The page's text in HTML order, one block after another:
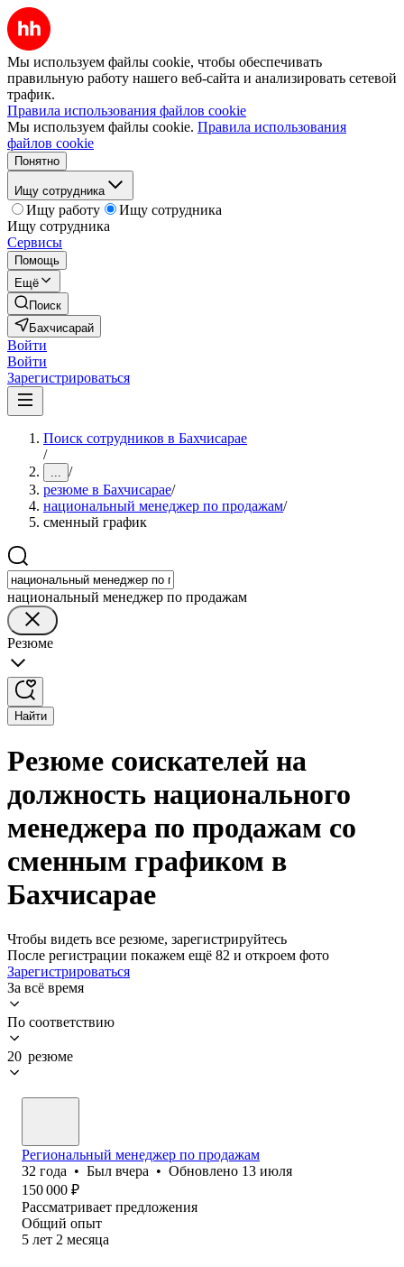
Мы используем файлы cookie, чтобы обеспечивать
правильную работу нашего веб-сайта и анализировать сетевой
трафик.
Правила использования файлов cookie
Мы используем файлы cookie. Правила использования
файлов cookie
Понятно
Ищу сотрудника
Ищу работу
Ищу сотрудника
Ищу сотрудника
Сервисы
Помощь
Ещё
Поиск
Бахчисарай
Войти
Войти
Зарегистрироваться
Поиск сотрудников в Бахчисарае
/
... /
резюме в Бахчисарае/
национальный менеджер по продажам/
сменный график
национальный менеджер по продажам
Резюме
Найти
Резюме соискателей на
должность национального
менеджера по продажам со
сменным графиком в
Бахчисарае
Чтобы видеть все резюме, зарегистрируйтесь
После регистрации покажем ещё 82 и откроем фото
Зарегистрироваться
За всё время
По соответствию
20 резюме
Региональный менеджер по продажам
32 года • Был вчера • Обновлено 13 июля
150 000 ₽
Рассматривает предложения
Общий опыт
5 лет 2 месяца